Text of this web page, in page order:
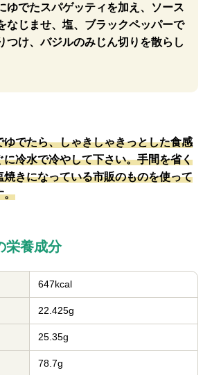
ゆでたスパゲッティを加え、ソース
なじませ、塩、ブラックペッパーで
つけ、バジルのみじん切りを散らし
ゆでたら、しゃきしゃきっとした食感
に冷水で冷やして下さい。手間を省く
焼きになっている市販のものを使って
。
栄養成分
647kcal
22.425g
25.35g
78.7g